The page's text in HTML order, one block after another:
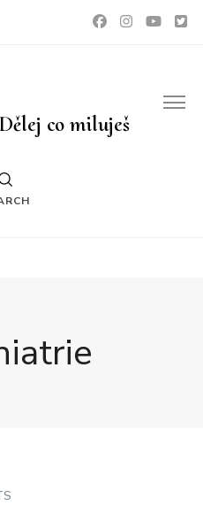
co miluješ